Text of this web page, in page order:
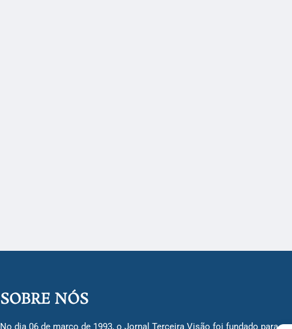
SOBRE NÓS
No dia 06 de março de 1993, o Jornal Terceira Visão foi fundado para